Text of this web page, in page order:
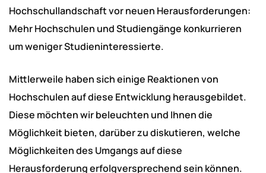
Hochschullandschaft vor neuen Herausforderungen:
Mehr Hochschulen und Studiengänge konkurrieren
um weniger Studieninteressierte.
Mittlerweile haben sich einige Reaktionen von
Hochschulen auf diese Entwicklung herausgebildet.
Diese möchten wir beleuchten und Ihnen die
Möglichkeit bieten, darüber zu diskutieren, welche
Möglichkeiten des Umgangs auf diese
Herausforderung erfolgversprechend sein können.